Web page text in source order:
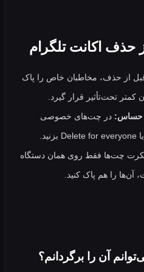
تلگرام
مخاطبان خاص را پاک
قرار گیرد.
چت‌های خصوصی
روی همان دستگاه
هم پاک کنید.
را برگردانم؟